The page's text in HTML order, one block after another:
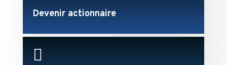
Devenir actionnaire
